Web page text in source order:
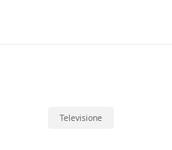
Televisione